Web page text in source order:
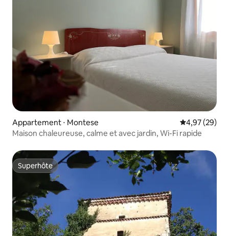
Appartement ⋅ Montese Évaluation
4,97 (29)
Maison chaleureuse, calme et avec jardin, Wi-Fi rapide
Superhôte
Superhôte